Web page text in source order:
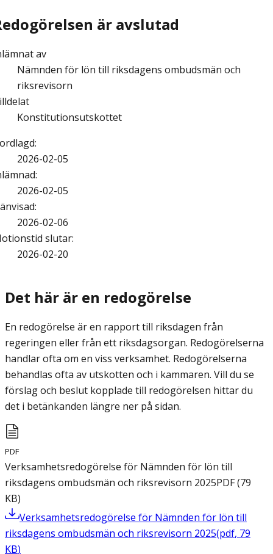
är avslutad
av
Nämnden för lön till riksdagens ombudsmän och
riksrevisorn
Konstitutionsutskottet
:
2026-02-05
:
2026-02-05
:
2026-02-06
slutar:
2026-02-20
Det här är en redogörelse
En redogörelse är en rapport till riksdagen från
regeringen eller från ett riksdagsorgan. Redogörelserna
handlar ofta om en viss verksamhet. Redogörelserna
behandlas ofta av utskotten och i kammaren. Vill du se
förslag och beslut kopplade till redogörelsen hittar du
det i betänkanden längre ner på sidan.
PDF
Verksamhetsredogörelse för Nämnden för lön till
riksdagens ombudsmän och riksrevisorn 2025PDF(79
KB)
Verksamhetsredogörelse för Nämnden för lön till
riksdagens ombudsmän och riksrevisorn 2025(pdf, 79
KB)